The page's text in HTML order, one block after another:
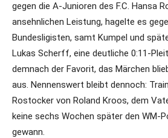
gegen die A-Junioren des F.C. Hansa
ansehnlichen Leistung, hagelte es
Bundesligisten, samt Kumpel und
Lukas Scherff, eine deutliche 0:11-
demnach der Favorit, das Märchen
aus. Nennenswert bleibt dennoch:
Rostocker von Roland Kroos, dem
keine sechs Wochen später den WM-
gewann.